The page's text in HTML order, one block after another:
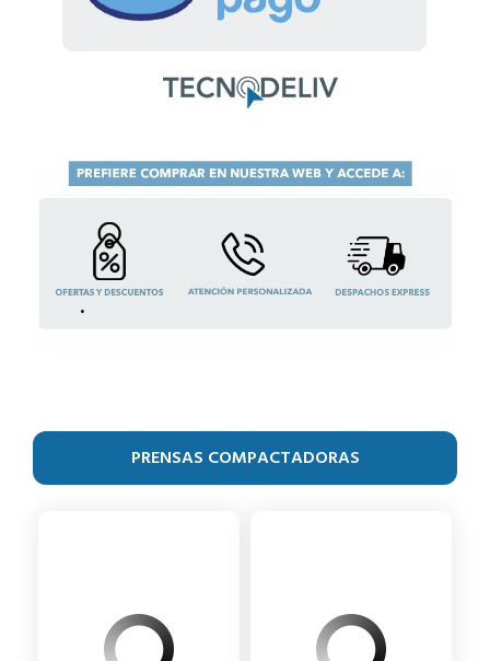
.
PRENSAS COMPACTADORAS